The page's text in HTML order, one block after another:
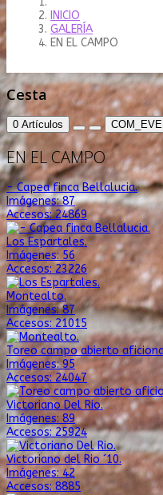
INICIO
GALERÍA
EN EL CAMPO
Cesta
0 Artículos
EN EL CAMPO
- Capea finca Bellalucia.
Imágenes: 87
Accesos: 24869
Los Espartales.
Imágenes: 56
Accesos: 23226
Montealto.
Imágenes: 87
Accesos: 21015
Toreo campo abierto
Imágenes: 95
Accesos: 24047
Victoriano Del Rio.
Imágenes: 89
Accesos: 25924
Victoriano del Rio ´10.
Imágenes: 42
Accesos: 8885